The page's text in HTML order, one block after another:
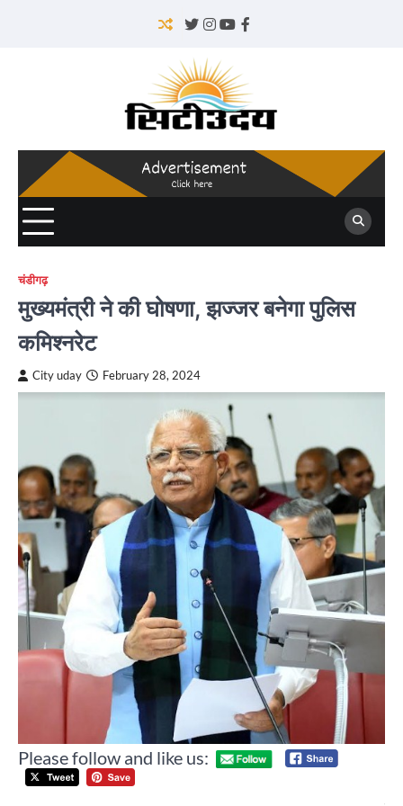
Twitter
Instagram
YouTube
Facebook
चंडीगढ़
मुख्यमंत्री ने की घोषणा, झज्जर बनेगा पुलिस
कमिश्नरेट
City uday February 28, 2024
Please follow and like us:
Post